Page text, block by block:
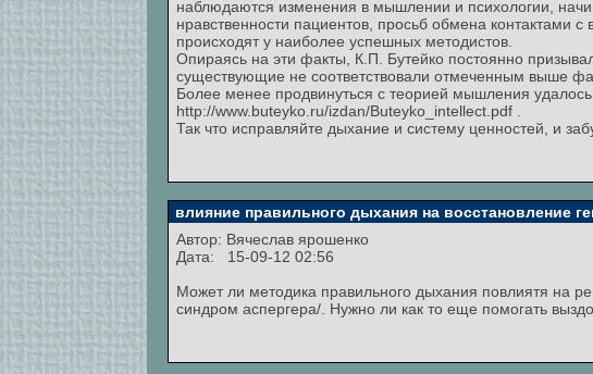
наблюдаются изменения в мышлении и психологии,
нравственности пациентов, просьб обмена контактами
происходят у наиболее успешных методистов.
Опираясь на эти факты, К.П. Бутейко постоянно
существующие не соответствовали отмеченным выше
Более менее продвинуться с теорией мышления
http://www.buteyko.ru/izdan/Buteyko_intellect.pdf .
Так что исправляйте дыхание и систему ценностей, и
влияние правильного дыхания на восстановление
Автор: Вячеслав ярошенко
Дата: 15-09-12 02:56
Может ли методика правильного дыхания повлиятя на
синдром аспергера/. Нужно ли как то еще помогать